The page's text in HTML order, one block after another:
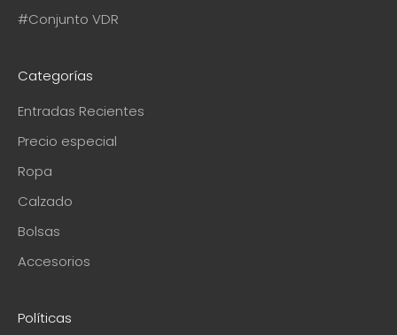
#Conjunto VDR
Categorías
Entradas Recientes
Precio especial
Ropa
Calzado
Bolsas
Accesorios
Políticas